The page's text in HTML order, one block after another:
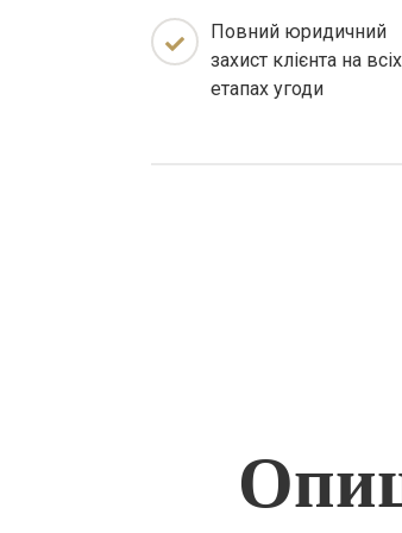
Повний юридичний
захист клієнта на всіх
етапах угоди